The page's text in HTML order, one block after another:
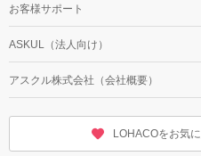
お客様サポート
ASKUL（法人向け）
アスクル株式会社（会社概要）
LOHACOをお気